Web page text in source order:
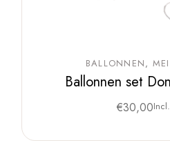
BALLONNEN
Ballonnen set
€30,00